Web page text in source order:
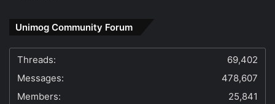
Unimog Community Forum
Threads:
69,402
Messages:
478,607
Members:
25,841